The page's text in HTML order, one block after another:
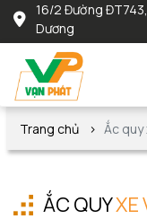
16/2 Đường ĐT743,
Dương
Trang chủ Ắc
ẮC QUYXE